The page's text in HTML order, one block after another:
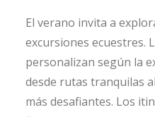
El verano invita a
excursiones ecuestres.
personalizan según la
desde rutas tranquilas
más desafiantes. Los